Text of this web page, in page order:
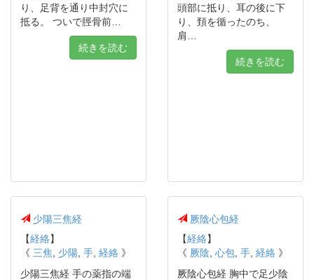
り、足背を通り中封穴に
抵る。 ついで脛骨前…
続きを読む
頭部に抵り、耳の後に下
り、頚を循ったのち、
肩…
続きを読む
少陽三焦経
【経絡】
《 三焦 少陽 手 経絡 》
少陽三焦経 手の薬指の端
厥陰心包経
【経絡】
《 厥陰 心包 手 経絡 》
厥陰心包経 胸中で足少陰